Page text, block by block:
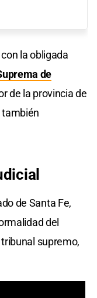
la obligada
de
de la provincia de
también
de Santa Fe,
del
supremo,